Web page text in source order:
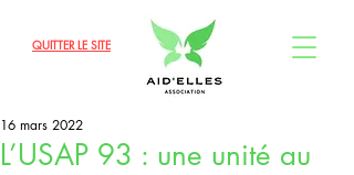
QUITTER LE SITE
L’USAP 93 : une unité au
16 mars 2022